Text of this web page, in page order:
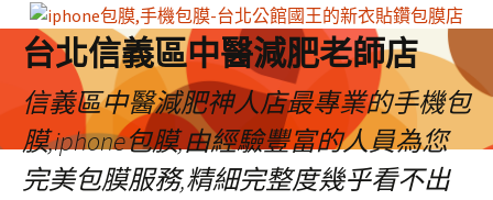
台北信義區中醫減肥老師店
信義區中醫減肥神人店最專業的手機包
膜,iphone包膜,由經驗豐富的人員為您
完美包膜服務,精細完整度幾乎看不出